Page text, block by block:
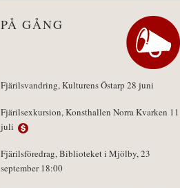
PÅ GÅNG
Fjärilsvandring, Kulturens Östarp 28 juni
Fjärilsexkursion, Konsthallen Norra Kvarken 11
juli
Fjärilsföredrag, Biblioteket i Mjölby, 23
september 18:00